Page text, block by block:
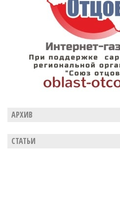
АРХИВ
СТАТЬИ